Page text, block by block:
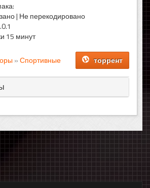
| Не перекодировано
15 минут
»Спортивные торрент